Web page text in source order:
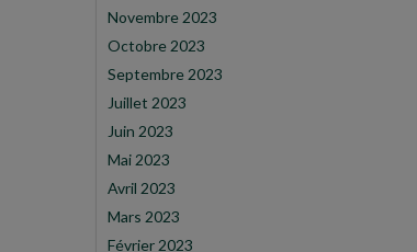
Novembre 2023
Octobre 2023
Septembre 2023
Juillet 2023
Juin 2023
Mai 2023
Avril 2023
Mars 2023
Février 2023